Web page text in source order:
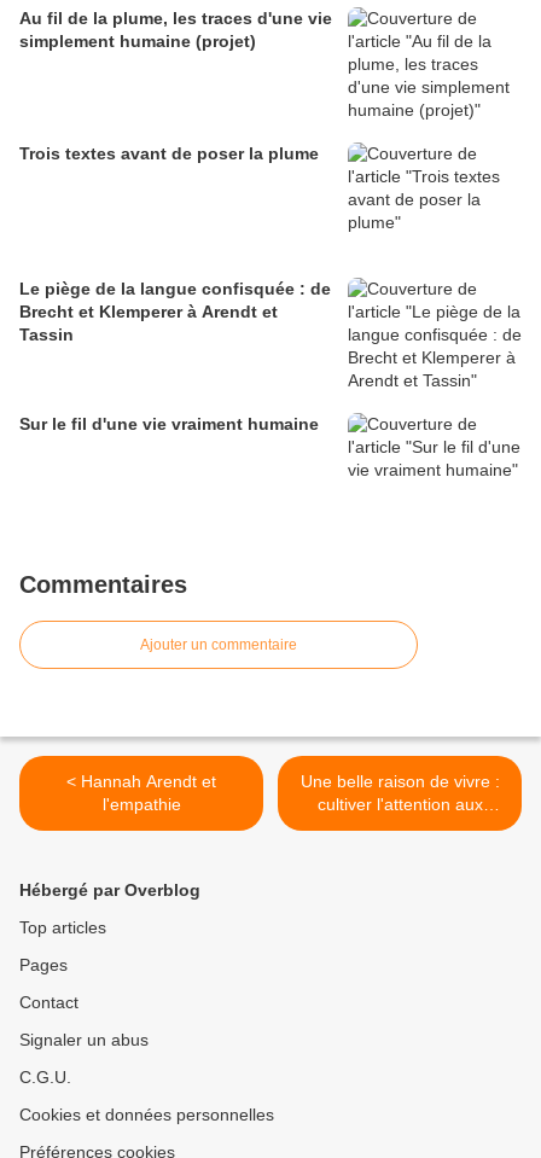
Au fil de la plume, les traces d'une vie
simplement humaine (projet)
Trois textes avant de poser la plume
Le piège de la langue confisquée : de
Brecht et Klemperer à Arendt et
Tassin
Sur le fil d'une vie vraiment humaine
Commentaires
Ajouter un commentaire
< Hannah Arendt et
l'empathie
Une belle raison de vivre :
cultiver l'attention aux
choses et aux êtres >
Hébergé par Overblog
Top articles
Pages
Contact
Signaler un abus
C.G.U.
Cookies et données personnelles
Préférences cookies